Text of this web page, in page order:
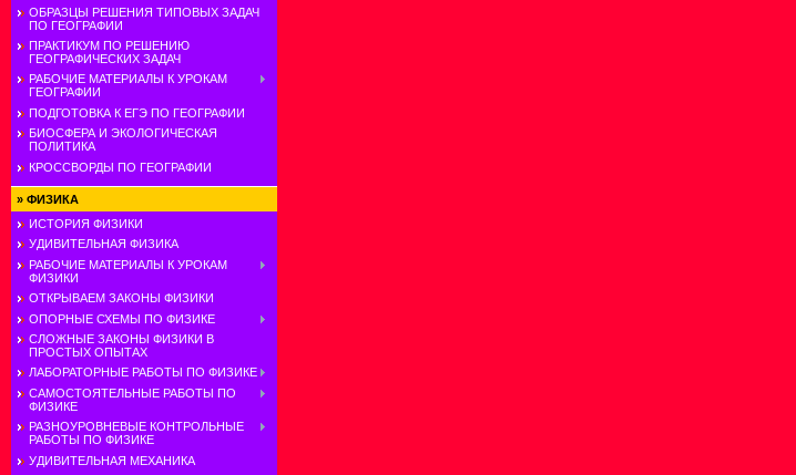
ОБРАЗЦЫ РЕШЕНИЯ ТИПОВЫХ ЗАДАЧ
ПО ГЕОГРАФИИ
ПРАКТИКУМ ПО РЕШЕНИЮ
ГЕОГРАФИЧЕСКИХ ЗАДАЧ
РАБОЧИЕ МАТЕРИАЛЫ К УРОКАМ
ГЕОГРАФИИ
ПОДГОТОВКА К ЕГЭ ПО ГЕОГРАФИИ
БИОСФЕРА И ЭКОЛОГИЧЕСКАЯ
ПОЛИТИКА
КРОССВОРДЫ ПО ГЕОГРАФИИ
» ФИЗИКА
ИСТОРИЯ ФИЗИКИ
УДИВИТЕЛЬНАЯ ФИЗИКА
РАБОЧИЕ МАТЕРИАЛЫ К УРОКАМ
ФИЗИКИ
ОТКРЫВАЕМ ЗАКОНЫ ФИЗИКИ
ОПОРНЫЕ СХЕМЫ ПО ФИЗИКЕ
СЛОЖНЫЕ ЗАКОНЫ ФИЗИКИ В
ПРОСТЫХ ОПЫТАХ
ЛАБОРАТОРНЫЕ РАБОТЫ ПО ФИЗИКЕ
САМОСТОЯТЕЛЬНЫЕ РАБОТЫ ПО
ФИЗИКЕ
РАЗНОУРОВНЕВЫЕ КОНТРОЛЬНЫЕ
РАБОТЫ ПО ФИЗИКЕ
УДИВИТЕЛЬНАЯ МЕХАНИКА